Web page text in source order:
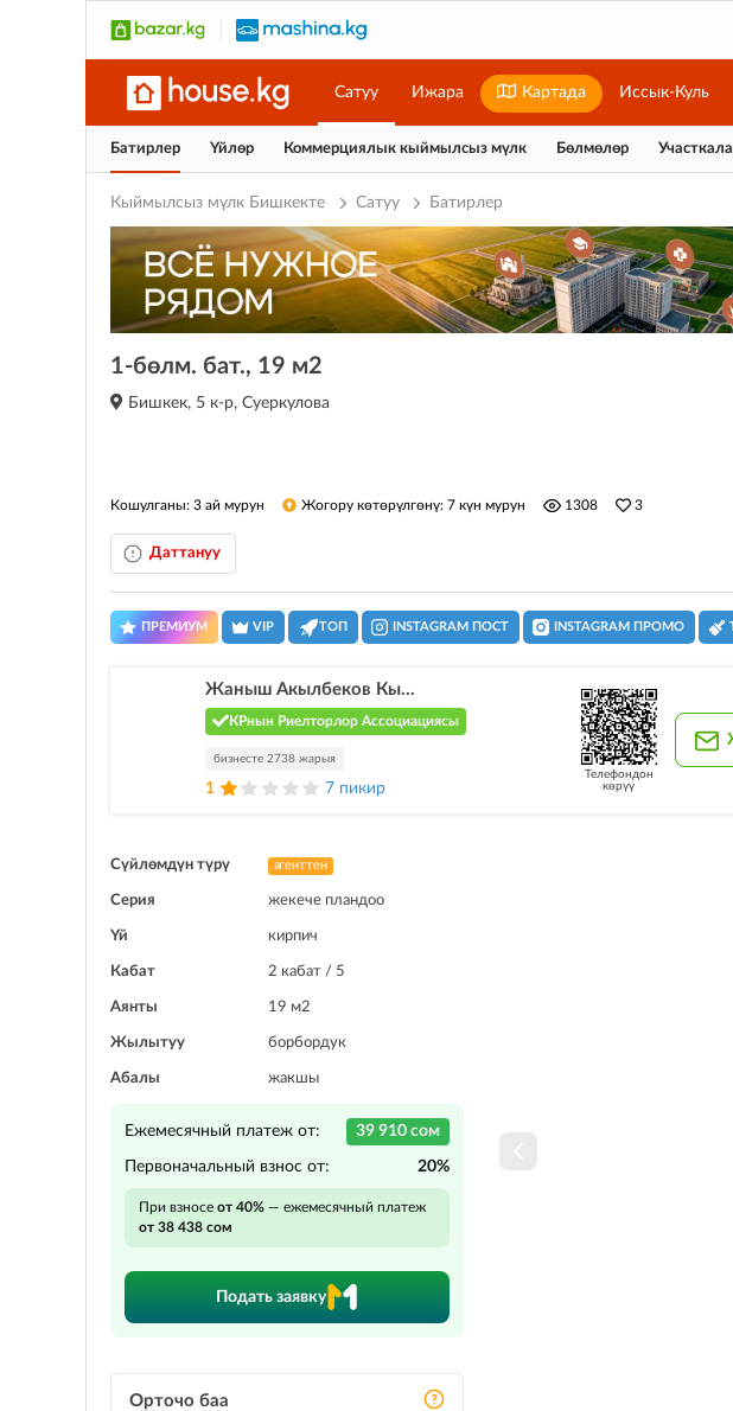
Сатуу Ижара Картада Иссык-Куль
Батирлер Үйлөр Коммерциялык кыймылсыз мүлк Бөлмөлөр
Кыймылсыз мүлк Бишкекте Сатуу Батирлер
1-бөлм. бат., 19 м2
Бишкек, 5 к-р, Суеркулова
Кошулганы: 3 ай мурун Жогору көтөрүлгөнү: 7 күн мурун 1308 3
Даттануу
ПРЕМИУМ VIP ТОП INSTAGRAM ПОСТ INSTAGRAM ПРОМО
Жаныш Акылбеков Кы...
КРнын Риелторлор Ассоциациясы
бизнесте 2738 жарыя
1 7 пикир
Телефондон
көрүү
Сүйлөмдүн түрү агенттен
Серия жекече пландоо
Үй кирпич
Кабат 2 кабат / 5
Аянты 19 м2
Жылытуу борбордук
Абалы жакшы
Ежемесячный платеж от: 39 910 сом
Первоначальный взнос от: 20%
При взносе от 40% — ежемесячный платеж
от 38 438 сом
Подать заявку
Орточо баа